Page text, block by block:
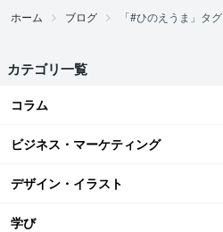
ホーム ブログ 「#ひのえうま」タグ
カテゴリ一覧
コラム
ビジネス・マーケティング
デザイン・イラスト
学び